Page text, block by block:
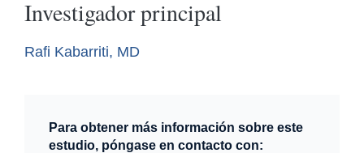
Investigador principal
Rafi Kabarriti, MD
Para obtener más información sobre este
estudio, póngase en contacto con: